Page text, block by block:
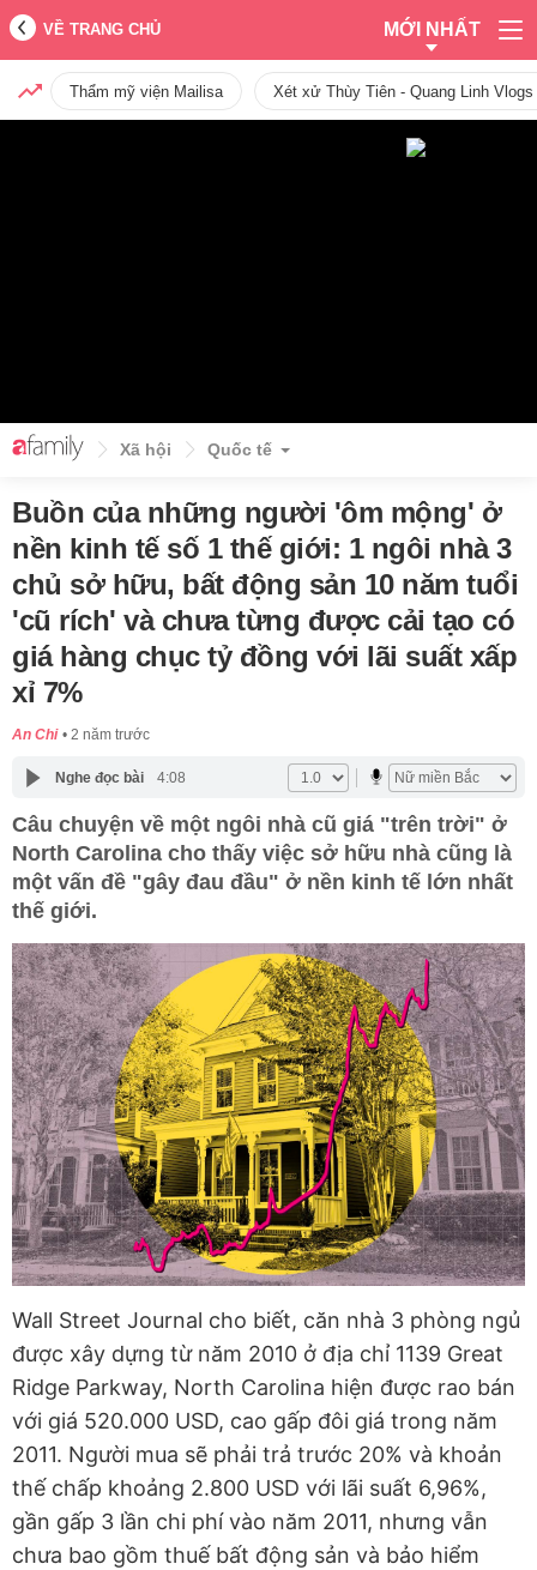
VỀ TRANG CHỦ MỚI NHẤT
Thẩm mỹ viện Mailisa Xét xử Thùy Tiên - Quang Linh
Xã hội Quốc tế
Buồn của những người 'ôm mộng' ở
nền kinh tế số 1 thế giới: 1 ngôi nhà 3
chủ sở hữu, bất động sản 10 năm tuổi
'cũ rích' và chưa từng được cải tạo có
giá hàng chục tỷ đồng với lãi suất xấp
xỉ 7%
An Chi 2 năm trước
Nghe đọc bài 4:08
Câu chuyện về một ngôi nhà cũ giá "trên trời" ở
North Carolina cho thấy việc sở hữu nhà cũng là
một vấn đề "gây đau đầu" ở nền kinh tế lớn nhất
thế giới.
Wall Street Journal cho biết, căn nhà 3 phòng ngủ
được xây dựng từ năm 2010 ở địa chỉ 1139 Great
Ridge Parkway, North Carolina hiện được rao bán
với giá 520.000 USD, cao gấp đôi giá trong năm
2011. Người mua sẽ phải trả trước 20% và khoản
thế chấp khoảng 2.800 USD với lãi suất 6,96%,
gần gấp 3 lần chi phí vào năm 2011, nhưng vẫn
chưa bao gồm thuế bất động sản và bảo hiểm